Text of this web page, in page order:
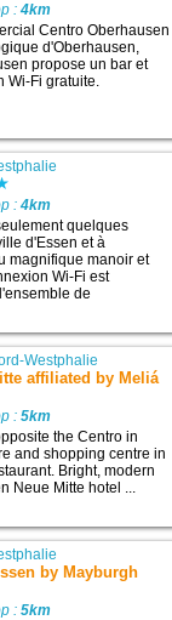
:4km
Centro Oberhausen
d'Oberhausen,
propose un bar et
Wi-Fi gratuite.
:4km
quelques
d'Essen et à
magnifique manoir et
Wi-Fi est
de
Westphalie
affiliated by Meliá
:5km
the Centro in
and shopping centre in
Bright, modern
Neue Mitte hotel ...
by Mayburgh
:5km